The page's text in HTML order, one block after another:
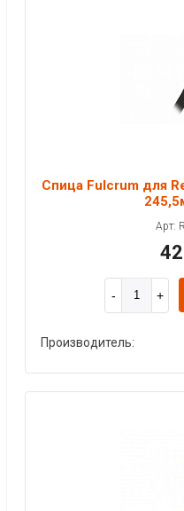
Спица Fulcrum для
Арт:
Производитель: